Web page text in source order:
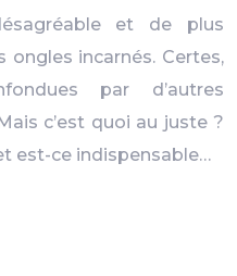
et de plus
ongles incarnés. Certes,
par d’autres
c’est quoi au juste ?
est-ce indispensable…